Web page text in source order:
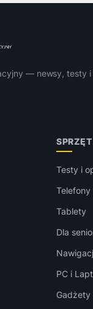
— newsy, testy i
SPRZĘT
Testy i
Telefony
Tablety
Dla
PC i
Gadżety